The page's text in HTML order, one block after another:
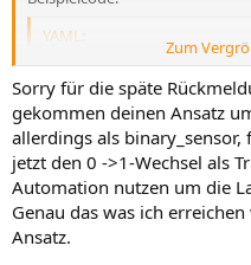
YAML:
- platform: template
sensors:
light_helper_on:
value_template
{ {
In diesem Fall "Bin ich nicht
diesem Zustand schon mehr
Sensor test_int anzeigt" -
Zum
Sorry für die späte
gekommen deinen Ansatz
allerdings als
jetzt den 0 ->1-Wechsel als
Automation nutzen um die
Genau das was ich
Ansatz.